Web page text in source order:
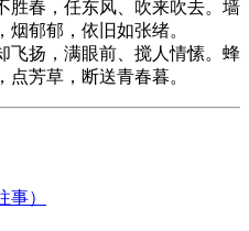
胜春，任东风、吹来吹去。墙
郁郁，依旧如张绪。
飞扬，满眼前、搅人情愫。蜂
点芳草，断送青春暮。
）